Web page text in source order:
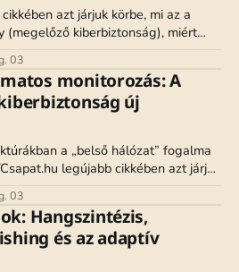
azt járjuk körbe, mi az a
(megelőző kiberbiztonság), miért
megszüntetését még a
03
monitorozás: A
új
a „belső hálózat” fogalma
legújabb cikkében azt járjuk
védelem kikerülhetetlen
át a gyakorlatba.
03
Hangszintézis,
és az adaptív